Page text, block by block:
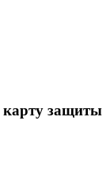
карту защиты